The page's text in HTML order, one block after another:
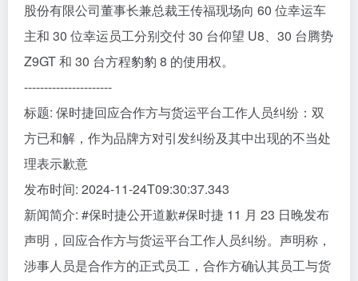
股份有限公司董事长兼总裁王传福现场向 60 位幸运车
主和 30 位幸运员工分别交付 30 台仰望 U8、30 台腾势
Z9GT 和 30 台方程豹豹 8 的使用权。
----------------------
标题: 保时捷回应合作方与货运平台工作人员纠纷：双
方已和解，作为品牌方对引发纠纷及其中出现的不当处
理表示歉意
发布时间: 2024-11-24T09:30:37.343
新闻简介: #保时捷公开道歉#保时捷 11 月 23 日晚发布
声明，回应合作方与货运平台工作人员纠纷。声明称，
涉事人员是合作方的正式员工，合作方确认其员工与货